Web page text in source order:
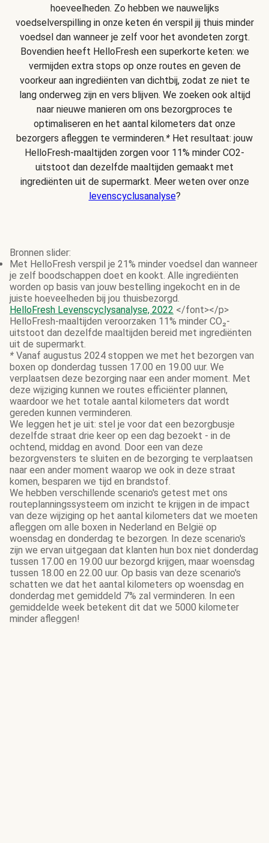
hoeveelheden. Zo hebben we nauwelijks
voedselverspilling in onze keten én verspil jij thuis minder
voedsel dan wanneer je zelf voor het avondeten zorgt.
Bovendien heeft HelloFresh een superkorte keten: we
vermijden extra stops op onze routes en geven de
voorkeur aan ingrediënten van dichtbij, zodat ze niet te
lang onderweg zijn en vers blijven. We zoeken ook altijd
naar nieuwe manieren om ons bezorgproces te
optimaliseren en het aantal kilometers dat onze
bezorgers afleggen te verminderen.* Het resultaat: jouw
HelloFresh-maaltijden zorgen voor 11% minder CO2-
uitstoot dan dezelfde maaltijden gemaakt met
ingrediënten uit de supermarkt. Meer weten over onze
levenscyclusanalyse?
Bronnen slider:
Met HelloFresh verspil je 21% minder voedsel dan wanneer
je zelf boodschappen doet en kookt. Alle ingrediënten
worden op basis van jouw bestelling ingekocht en in de
juiste hoeveelheden bij jou thuisbezorgd.
HelloFresh Levenscyclysanalyse, 2022 </font></p>
HelloFresh-maaltijden veroorzaken 11% minder CO₂-
uitstoot dan dezelfde maaltijden bereid met ingrediënten
uit de supermarkt.
* Vanaf augustus 2024 stoppen we met het bezorgen van
boxen op donderdag tussen 17.00 en 19.00 uur. We
verplaatsen deze bezorging naar een ander moment. Met
deze wijziging kunnen we routes efficiënter plannen,
waardoor we het totale aantal kilometers dat wordt
gereden kunnen verminderen.
We leggen het je uit: stel je voor dat een bezorgbusje
dezelfde straat drie keer op een dag bezoekt - in de
ochtend, middag en avond. Door een van deze
bezorgvensters te sluiten en de bezorging te verplaatsen
naar een ander moment waarop we ook in deze straat
komen, besparen we tijd en brandstof.
We hebben verschillende scenario's getest met ons
routeplanningssysteem om inzicht te krijgen in de impact
van deze wijziging op het aantal kilometers dat we moeten
afleggen om alle boxen in Nederland en België op
woensdag en donderdag te bezorgen. In deze scenario's
zijn we ervan uitgegaan dat klanten hun box niet donderdag
tussen 17.00 en 19.00 uur bezorgd krijgen, maar woensdag
tussen 18.00 en 22.00 uur. Op basis van deze scenario's
schatten we dat het aantal kilometers op woensdag en
donderdag met gemiddeld 7% zal verminderen. In een
gemiddelde week betekent dit dat we 5000 kilometer
minder afleggen!